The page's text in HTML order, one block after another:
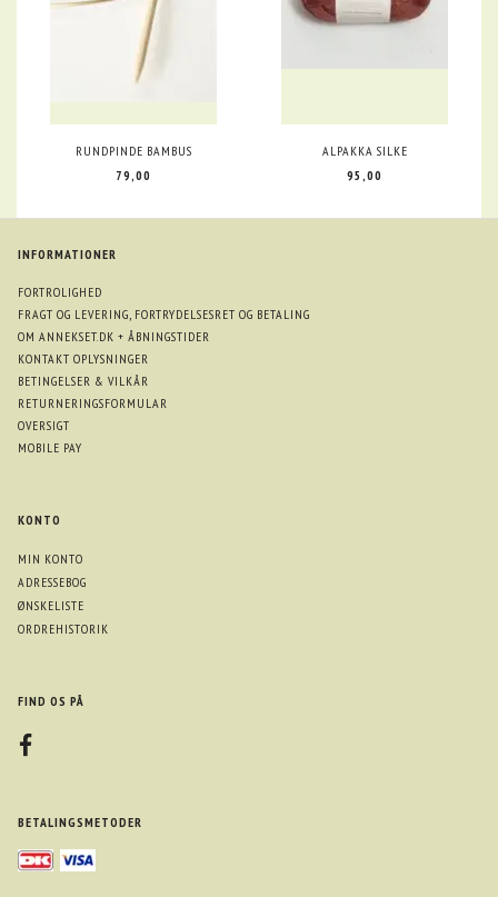
RUNDPINDE BAMBUS
79,00
ALPAKKA SILKE
95,00
INFORMATIONER
FORTROLIGHED
FRAGT OG LEVERING, FORTRYDELSESRET OG BETALING
OM ANNEKSET.DK + ÅBNINGSTIDER
KONTAKT OPLYSNINGER
BETINGELSER & VILKÅR
RETURNERINGSFORMULAR
OVERSIGT
MOBILE PAY
KONTO
MIN KONTO
ADRESSEBOG
ØNSKELISTE
ORDREHISTORIK
FIND OS PÅ
BETALINGSMETODER